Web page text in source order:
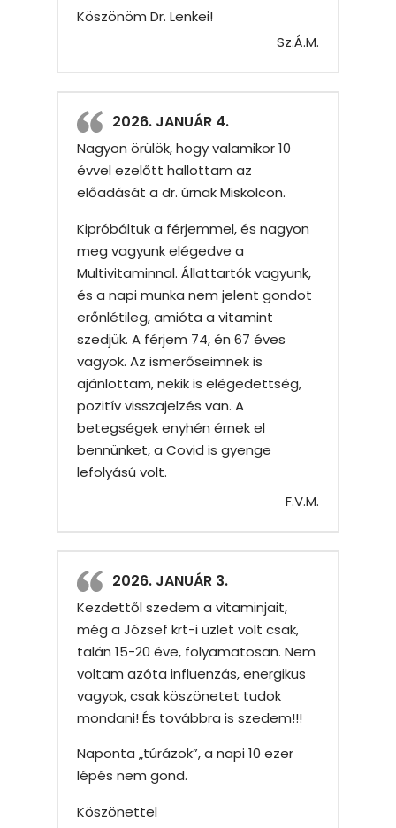
Köszönöm Dr. Lenkei!
Sz.Á.M.
2026. JANUÁR 4.
Nagyon örülök, hogy valamikor 10
évvel ezelőtt hallottam az
előadását a dr. úrnak Miskolcon.
Kipróbáltuk a férjemmel, és nagyon
meg vagyunk elégedve a
Multivitaminnal. Állattartók vagyunk,
és a napi munka nem jelent gondot
erőnlétileg, amióta a vitamint
szedjük. A férjem 74, én 67 éves
vagyok. Az ismerőseimnek is
ajánlottam, nekik is elégedettség,
pozitív visszajelzés van. A
betegségek enyhén érnek el
bennünket, a Covid is gyenge
lefolyású volt.
F.V.M.
2026. JANUÁR 3.
Kezdettől szedem a vitaminjait,
még a József krt-i üzlet volt csak,
talán 15-20 éve, folyamatosan. Nem
voltam azóta influenzás, energikus
vagyok, csak köszönetet tudok
mondani! És továbbra is szedem!!!
Naponta „túrázok”, a napi 10 ezer
lépés nem gond.
Köszönettel